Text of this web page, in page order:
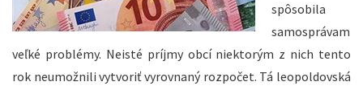
spôsobila
samosprávam
veľké problémy. Neisté príjmy obcí niektorým z nich tento
rok neumožnili vytvoriť vyrovnaný rozpočet. Tá leopoldovská